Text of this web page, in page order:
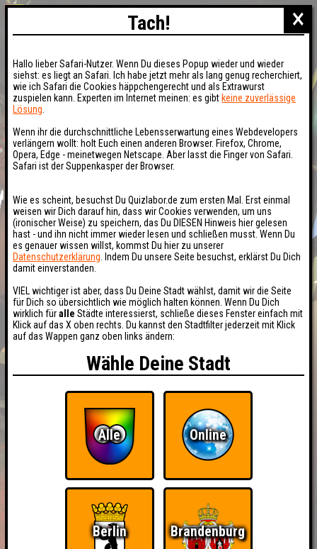
HIGHSCORE RESERVIERUNG
×
Tach!
Hallo lieber Safari-Nutzer. Wenn Du dieses Popup wieder und wieder
siehst: es liegt an Safari. Ich habe jetzt mehr als lang genug recherchiert,
wie ich Safari die Cookies häppchengerecht und als Extrawurst
zuspielen kann. Experten im Internet meinen: es gibt keine zuverlässige
Lösung
Wenn ihr die durchschnittliche Lebensserwartung eines Webdevelopers
verlängern wollt: holt Euch einen anderen Browser. Firefox, Chrome,
Opera, Edge - meinetwegen Netscape. Aber lasst die Finger von Safari.
Safari ist der Suppenkasper der Browser.
Wie es scheint, besuchst Du Quizlabor.de zum ersten Mal. Erst einmal
weisen wir Dich darauf hin, dass wir Cookies verwenden, um uns
(ironischer Weise) zu speichern, das Du DIESEN Hinweis hier gelesen
hast - und ihn nicht immer wieder lesen und schließen musst. Wenn Du
es genauer wissen willst, kommst Du hier zu unserer
Datenschutzerklärung . Indem Du unsere Seite besuchst, erklärst Du Dich
damit einverstanden.
VIEL wichtiger ist aber, dass Du Deine Stadt wählst, damit wir die Seite
für Dich so übersichtlich wie möglich halten können. Wenn Du Dich
wirklich füralle Städte interessierst, schließe dieses Fenster einfach mit
Klick auf das X oben rechts. Du kannst den Stadtfilter jederzeit mit Klick
auf das Wappen ganz oben links ändern:
Wähle Deine Stadt
Alle Online
Berlin Brandenburg